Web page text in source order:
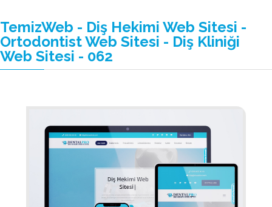
TemizWeb - Diş Hekimi Web Sitesi -
Ortodontist Web Sitesi - Diş Kliniği
Web Sitesi - 062